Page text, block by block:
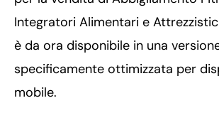
Integratori Alimentari e
è da ora disponibile in una
specificamente ottimizzata per
mobile.